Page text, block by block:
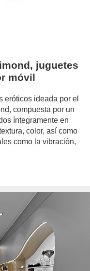
juguetes
móvil
eróticos ideada por el
compuesta por un
íntegramente en
color, así como
como la vibración,
author/pilar-